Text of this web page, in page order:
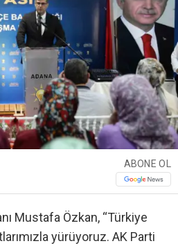
ABONE OL
Mustafa Özkan, “Türkiye
yürüyoruz. AK Parti